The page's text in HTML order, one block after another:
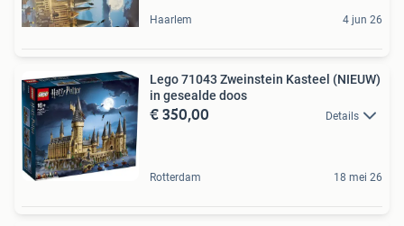
Haarlem 4 jun 26
Lego 71043 Zweinstein Kasteel (NIEUW)
in gesealde doos
€ 350,00 Details
Rotterdam 18 mei 26